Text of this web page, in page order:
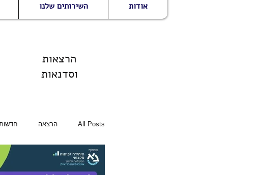
השירותים שלנו אודות
הרצאות
וסדנאות
All Posts הרצאה
קהילות טכנולוגיות כלים